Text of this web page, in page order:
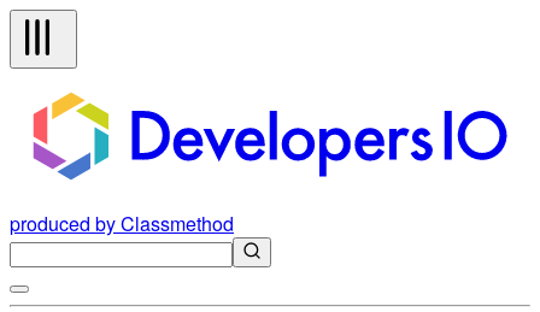
produced by Classmethod